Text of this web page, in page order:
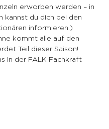
erworben werden – in
kannst du dich bei den
informieren.)
kommt alle auf den
Teil dieser Saison!
in der FALK Fachkraft